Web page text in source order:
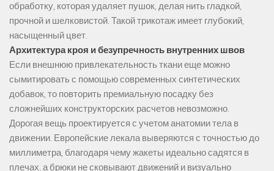
обработку, которая удаляет пушок, делая нить гладкой,
прочной и шелковистой. Такой трикотаж имеет глубокий,
насыщенный цвет.
Архитектура кроя и безупречность внутренних швов
Если внешнюю привлекательность ткани еще можно
сымитировать с помощью современных синтетических
добавок, то повторить премиальную посадку без
сложнейших конструкторских расчетов невозможно.
Дорогая вещь проектируется с учетом анатомии тела в
движении. Европейские лекала выверяются с точностью до
миллиметра, благодаря чему жакеты идеально садятся в
плечах, а брюки не сковывают движений и визуально